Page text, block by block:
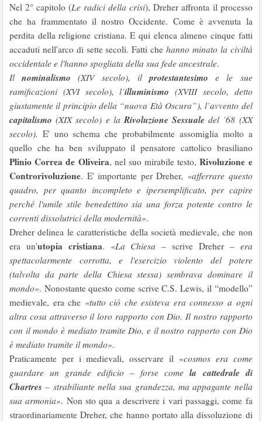
Nel 2° capitolo (Le radici della crisi), Dreher affronta il processo
che ha frammentato il nostro Occidente. Come è avvenuta la
perdita della religione cristiana. E qui elenca almeno cinque fatti
accaduti nell'arco di sette secoli. Fatti che hanno minato la civiltà
occidentale e l'hanno spogliata della sua fede ancestrale.
Ilnominalismo (XIV secolo), ilprotestantesimo e le sue
ramificazioni (XVI secolo), l’illuminismo (XVIII secolo, detto
giustamente il principio della “nuova Età Oscura”), l’avvento del
capitalismo (XIX secolo) e laRivoluzione Sessualedel ’68 (XX
secolo). E' uno schema che probabilmente assomiglia molto a
quello che ha ben sviluppato il pensatore cattolico brasiliano
Plinio Correa de Oliveira, nel suo mirabile testo,Rivoluzione e
Controrivoluzione. E' importante per Dreher, «afferrare questo
quadro, per quanto incompleto e ipersemplificato, per capire
perché l'umile stile benedettino sia una forza potente contro le
correnti dissolutrici della modernità».
Dreher delinea le caratteristiche della società medievale, che non
era un'utopia cristiana. «La Chiesa – scrive Dreher – era
spettacolarmente corrotta, e l'esercizio violento del potere
(talvolta da parte della Chiesa stessa) sembrava dominare il
mondo». Nonostante questo come scrive C.S. Lewis, il “modello”
medievale, era che «tutto ciò che esisteva era connesso a ogni
altra cosa attraverso il loro rapporto con Dio. Il nostro rapporto
con il mondo è mediato tramite Dio, e il nostro rapporto con Dio
è mediato tramite il mondo».
Praticamente per i medievali, osservare il «cosmos era come
guardare un grande edificio – forse comela cattedrale di
Chartres – strabiliante nella sua grandezza, ma appagante nella
sua armonia». Non sto qua a descrivere i vari passaggi, come fa
straordinariamente Dreher, che hanno portato alla dissoluzione di